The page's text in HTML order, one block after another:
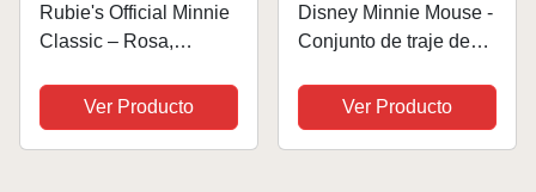
Rubie's Official Minnie
Classic – Rosa,
Ver Producto
Disney Minnie Mouse -
Conjunto de traje de
toalla con capucha
para niña, talla única,
traje de baño para
Ver Producto